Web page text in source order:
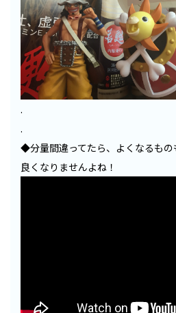
.
.
◆分量間違ってたら、よくなるもの
良くなりませんよね！